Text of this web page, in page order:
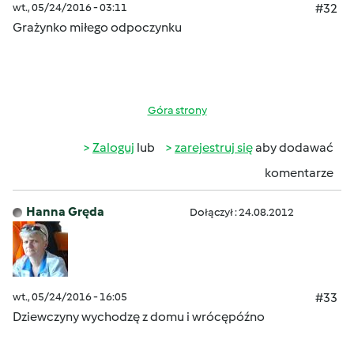
wt., 05/24/2016 - 03:11
#32
Grażynko miłego odpoczynku
Góra strony
Zaloguj lub zarejestruj sięaby dodawać
komentarze
Hanna Gręda Dołączył : 24.08.2012
wt., 05/24/2016 - 16:05
#33
Dziewczyny wychodzę z domu i wrócępóźno